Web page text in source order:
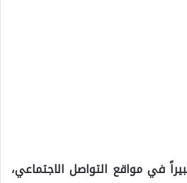
في مواقع التواصل الاجتماعي،